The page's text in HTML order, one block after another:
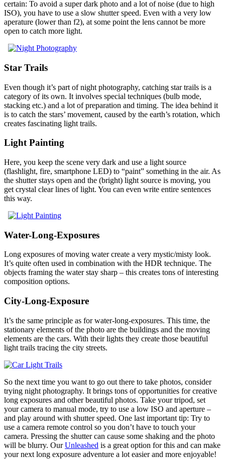
certain: To avoid a super dark photo and a lot of noise (due to high
ISO), you have to use a slow shutter speed. Even with a very low
aperature (lower than f2), at some point the lens cannot be more
open to catch more light.
Star Trails
Even though it’s part of night photography, catching star trails is a
category of its own. It involves special techniques (bulb mode,
stacking etc.) and a lot of preparation and timing. The idea behind it
is to catch the stars’ movement, caused by the earth’s rotation, which
creates fascinating light trails.
Light Painting
Here, you keep the scene very dark and use a light source
(flashlight, fire, smartphone LED) to “paint” something in the air. As
the shutter stays open and the (bright) light source is moving, you
get crystal clear lines of light. You can even write entire sentences
this way.
Water-Long-Exposures
Long exposures of moving water create a very mystic/misty look.
It’s quite often used in combination with the HDR technique. The
objects framing the water stay sharp – this creates tons of interesting
composition options.
City-Long-Exposure
It’s the same principle as for water-long-exposures. This time, the
stationary elements of the photo are the buildings and the moving
elements are the cars. With their lights they create those beautiful
light trails tracing the city streets.
So the next time you want to go out there to take photos, consider
trying night photography. It brings tons of opportunities for creative
long exposures and other beautiful photos. Take your tripod, set
your camera to manual mode, try to use a low ISO and aperture –
and play around with shutter speed. One last important tip: Try to
use a camera remote control so you don’t have to touch your
camera. Pressing the shutter can cause some shaking and the photo
will be blurry. OurUnleashed is a great option for this and can make
your next long exposure adventure a lot easier and more enjoyable!